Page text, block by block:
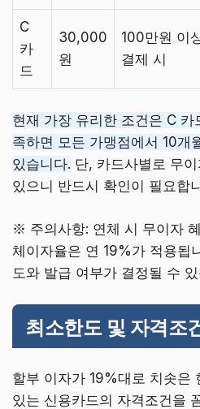
C
카
드
30,000
원
100만원 이
결제 시
현재 가장 유리한 조건은 C
족하면 모든 가맹점에서 10개
있습니다. 단, 카드사별로 무
있으니 반드시 확인이 필요합
※ 주의사항: 연체 시 무이자
체이자율은 연 19%가 적용됩
도와 발급 여부가 결정될 수
최소한도 및 자격조
할부 이자가 19%대로 치솟은
있는 신용카드의 자격조건을